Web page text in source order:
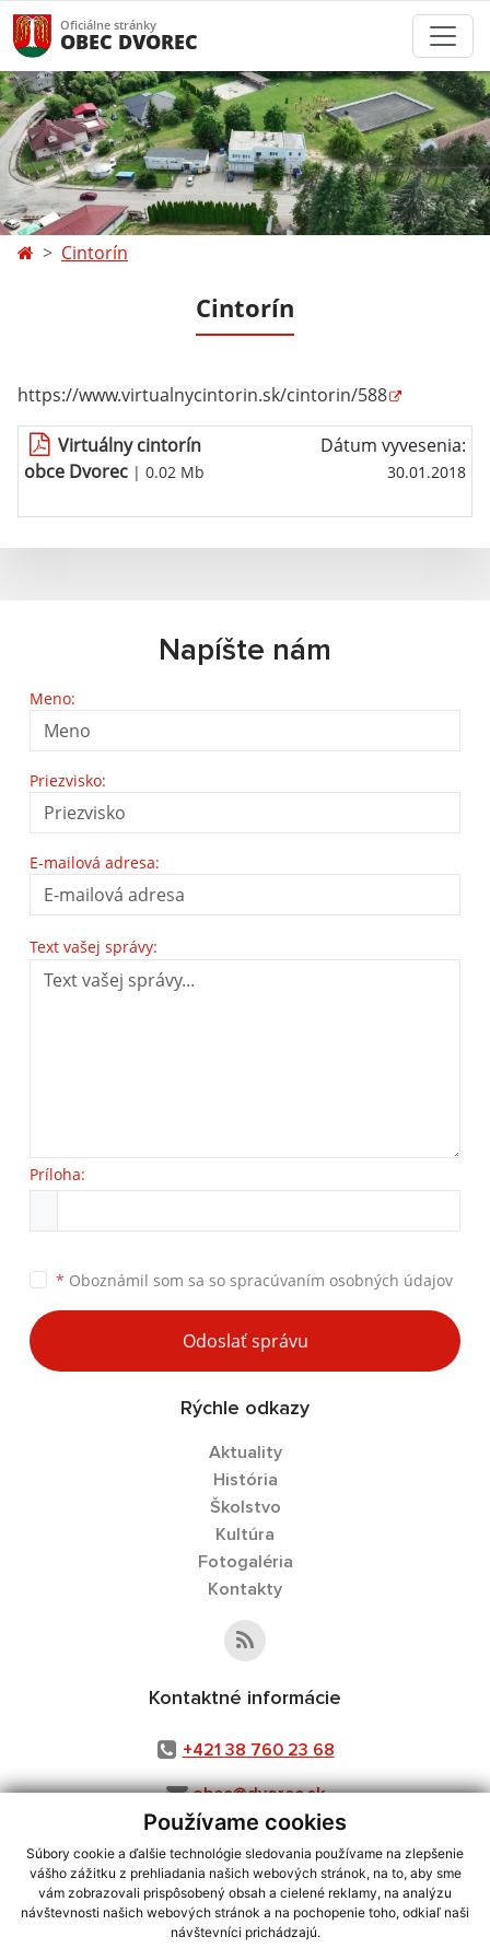
Používame cookies
Súbory cookie a ďalšie technológie sledovania používame na zlepšenie
vášho zážitku z prehliadania našich webových stránok, na to, aby sme
vám zobrazovali prispôsobený obsah a cielené reklamy, na analýzu
návštevnosti našich webových stránok a na pochopenie toho, odkiaľ naši
návštevníci prichádzajú.
Oficiálne stránky
OBEC DVOREC
Cintorín
Cintorín
https://www.virtualnycintorin.sk/cintorin/588
Virtuálny cintorín
obce Dvorec | 0.02 Mb
Dátum vyvesenia:
30.01.2018
Napíšte nám
Meno:
Priezvisko:
E-mailová adresa:
Text vašej správy:
Príloha:
* Oboznámil som sa so spracúvaním osobných údajov
Odoslať správu
Rýchle odkazy
Aktuality
História
Školstvo
Kultúra
Fotogaléria
Kontakty
Kontaktné informácie
+421 38 760 23 68
obec@dvorec.sk
využite možnosť získavania aktuálnych informácií s využitím RSS
CMS systém (redakčný) systém ECHELON 2,Mapa stránok,web portál
webex.digital, s.r.o.,domény,registrácia domény